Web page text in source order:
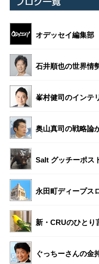
オデッセイ編集部
石井順也の世界情
峯村健司のインテ
奥山真司の戦略論
Salt グッチーポス
永田町ディープス
新・CRUのひとり
ぐっちーさんの金